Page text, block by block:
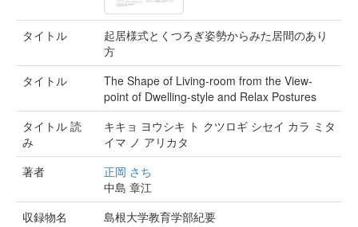
タイトル
起居様式とくつろぎ姿勢からみた居間のあり
方
タイトル
The Shape of Living-room from the View-
point of Dwelling-style and Relax Postures
タイトル 読
み
キキョ ヨウシキ ト クツロギ シセイ カラ ミタ
イマ ノ アリカタ
著者
正岡 さち
中島 章江
収録物名
島根大学教育学部紀要